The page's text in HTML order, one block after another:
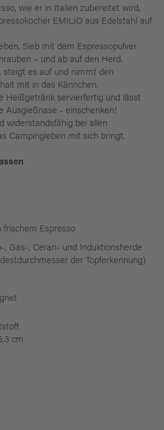
wie er in Italien zubereitet wird,
EMILIO aus Edelstahl auf
Sieb mit dem Espressopulver
– und ab auf den Herd.
steigt es auf und nimmt den
mit in das Kännchen.
Heißgetränk servierfertig und lässt
Ausgießnase - einschenken!
widerstandsfähig bei allen
Campingleben mit sich bringt.
Espresso
, Gas-, Ceran- und Induktionsherde
der Topferkennung)
cm